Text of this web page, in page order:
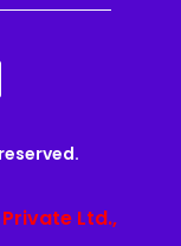
Ltd.,